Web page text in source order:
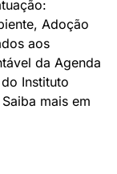
Adoção
aos
da Agenda
Instituto
mais em